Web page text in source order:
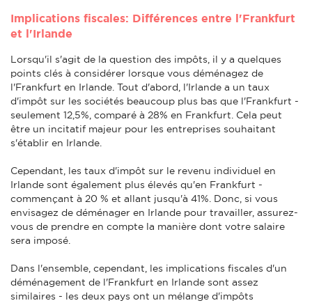
Implications fiscales: Différences entre l'Frankfurt
et l'Irlande
Lorsqu'il s'agit de la question des impôts, il y a quelques
points clés à considérer lorsque vous déménagez de
l'Frankfurt en Irlande. Tout d'abord, l'Irlande a un taux
d'impôt sur les sociétés beaucoup plus bas que l'Frankfurt -
seulement 12,5%, comparé à 28% en Frankfurt. Cela peut
être un incitatif majeur pour les entreprises souhaitant
s'établir en Irlande.
Cependant, les taux d'impôt sur le revenu individuel en
Irlande sont également plus élevés qu'en Frankfurt -
commençant à 20 % et allant jusqu'à 41%. Donc, si vous
envisagez de déménager en Irlande pour travailler, assurez-
vous de prendre en compte la manière dont votre salaire
sera imposé.
Dans l'ensemble, cependant, les implications fiscales d'un
déménagement de l'Frankfurt en Irlande sont assez
similaires - les deux pays ont un mélange d'impôts